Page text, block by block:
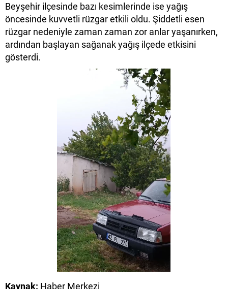
Beyşehir ilçesinde bazı kesimlerinde ise yağış
öncesinde kuvvetli rüzgar etkili oldu. Şiddetli esen
rüzgar nedeniyle zaman zaman zor anlar yaşanırken,
ardından başlayan sağanak yağış ilçede etkisini
gösterdi.
Kaynak: Haber Merkezi